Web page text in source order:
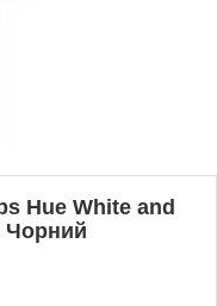
Hue White and
Чорний